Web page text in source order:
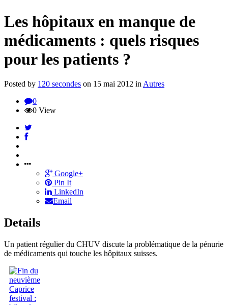
Les hôpitaux en manque de
médicaments : quels risques
pour les patients ?
Posted by 120 secondes on 15 mai 2012 in Autres
0
0 View
Google+
Pin It
LinkedIn
Email
Details
Un patient régulier du CHUV discute la problématique de la pénurie
de médicaments qui touche les hôpitaux suisses.